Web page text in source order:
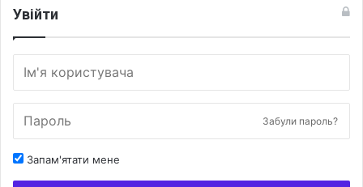
Увійти
Забули пароль?
Запам'ятати мене